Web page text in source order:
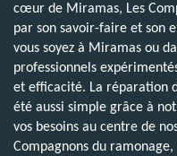
cœur de Miramas, Les
par son savoir-faire et son
vous soyez à Miramas ou
professionnels
et efficacité. La réparation
été aussi simple grâce à
vos besoins au centre de
Compagnons du